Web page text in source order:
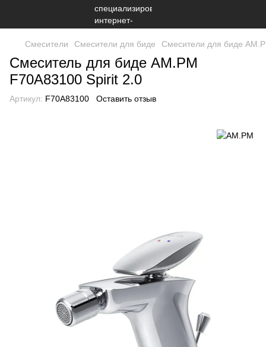
Смесители Смесители для биде Смесители для биде
Смеситель для биде AM.PM
F70A83100 Spirit 2.0
Артикул: F70A83100 Оставить отзыв